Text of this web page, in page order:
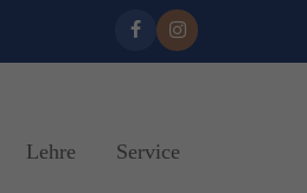
Lehre Service